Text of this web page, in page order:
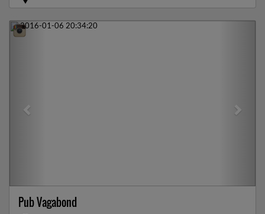
Previous
Pub Vagabond